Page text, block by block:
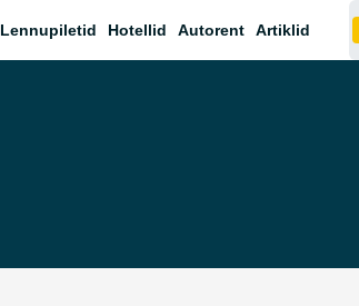
Lennupiletid Hotellid Autorent Artiklid